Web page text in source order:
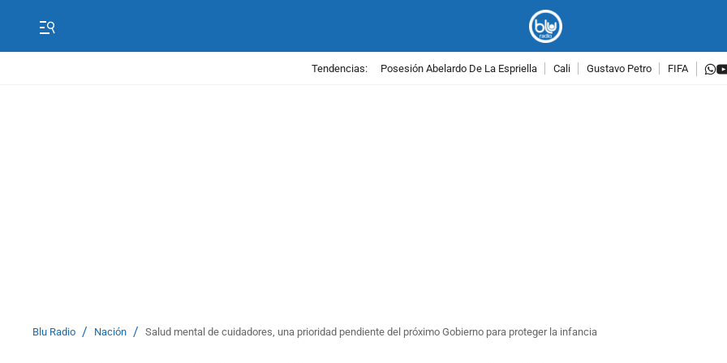
Tendencias: Posesión Abelardo De La Espriella Cali Gustavo Petro FIFA
Blu Radio / Nación / Salud mental de cuidadores, una prioridad pendiente del próximo Gobierno para proteger la infancia